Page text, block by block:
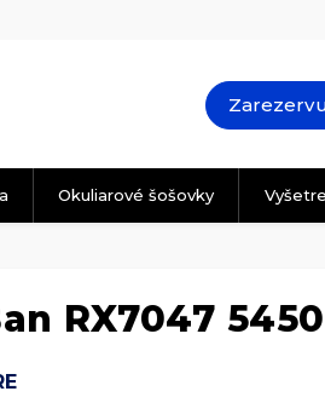
Okuliarové šošovky
RX7047 5450